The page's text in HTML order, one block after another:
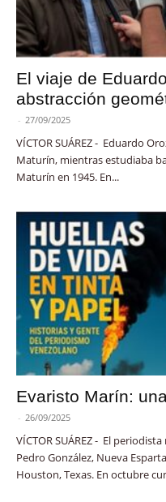
El viaje de
abstracción
- 27/09/2025
VÍCTOR SUÁREZ - Eduardo
Maturín, mientras estudiaba
Maturín en 1945. En...
Evaristo Marín:
- 26/09/2025
VÍCTOR SUÁREZ - El
Pedro González, Nueva
Houston, Texas. En octubre